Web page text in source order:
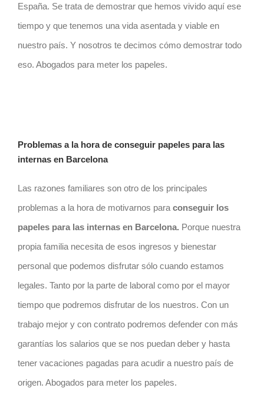
España. Se trata de demostrar que hemos vivido aquí ese
tiempo y que tenemos una vida asentada y viable en
nuestro país. Y nosotros te decimos cómo demostrar todo
eso. Abogados para meter los papeles.
Problemas a la hora de conseguir papeles para las
internas en Barcelona
Las razones familiares son otro de los principales
problemas a la hora de motivarnos para conseguir los
papeles para las internas en Barcelona. Porque nuestra
propia familia necesita de esos ingresos y bienestar
personal que podemos disfrutar sólo cuando estamos
legales. Tanto por la parte de laboral como por el mayor
tiempo que podremos disfrutar de los nuestros. Con un
trabajo mejor y con contrato podremos defender con más
garantías los salarios que se nos puedan deber y hasta
tener vacaciones pagadas para acudir a nuestro país de
origen. Abogados para meter los papeles.